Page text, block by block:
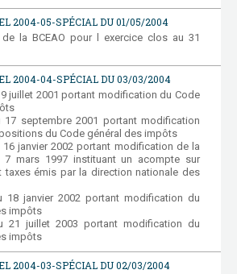
2004-05-SPÉCIAL DU 01/05/2004
la BCEAO pour l exercice clos au 31
2004-04-SPÉCIAL DU 03/03/2004
juillet 2001 portant modification du Code
17 septembre 2001 portant modification
du Code général des impôts
16 janvier 2002 portant modification de la
7 mars 1997 instituant un acompte sur
taxes émis par la direction nationale des
18 janvier 2002 portant modification du
impôts
21 juillet 2003 portant modification du
impôts
2004-03-SPÉCIAL DU 02/03/2004